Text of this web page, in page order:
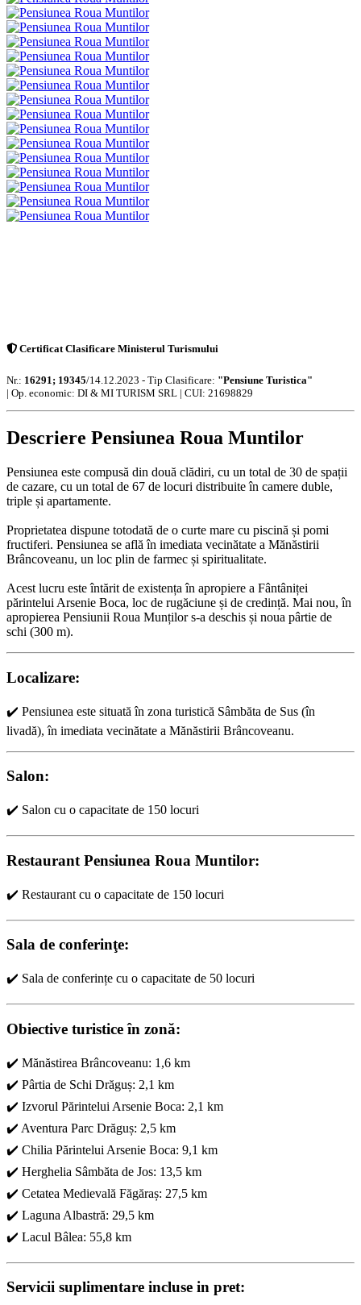
Certificat Clasificare Ministerul Turismului
Nr.: 16291; 19345/14.12.2023 - Tip Clasificare: "Pensiune Turistica"
| Op. economic: DI & MI TURISM SRL | CUI: 21698829
Descriere Pensiunea Roua Muntilor
Pensiunea este compusă din două clădiri, cu un total de 30 de spații
de cazare, cu un total de 67 de locuri distribuite în camere duble,
triple și apartamente.
Proprietatea dispune totodată de o curte mare cu piscină și pomi
fructiferi. Pensiunea se află în imediata vecinătate a Mănăstirii
Brâncoveanu, un loc plin de farmec și spiritualitate.
Acest lucru este întărit de existența în apropiere a Fântâniței
părintelui Arsenie Boca, loc de rugăciune și de credință. Mai nou, în
apropierea Pensiunii Roua Munților s-a deschis și noua pârtie de
schi (300 m).
Localizare:
✔️ Pensiunea este situată în zona turistică Sâmbăta de Sus (în
livadă), în imediata vecinătate a Mănăstirii Brâncoveanu.
Salon:
✔️ Salon cu o capacitate de 150 locuri
Restaurant Pensiunea Roua Muntilor:
✔️ Restaurant cu o capacitate de 150 locuri
Sala de conferinţe:
✔️ Sala de conferințe cu o capacitate de 50 locuri
Obiective turistice în zonă:
✔️ Mănăstirea Brâncoveanu: 1,6 km
✔️ Pârtia de Schi Drăguș: 2,1 km
✔️ Izvorul Părintelui Arsenie Boca: 2,1 km
✔️ Aventura Parc Drăguș: 2,5 km
✔️ Chilia Părintelui Arsenie Boca: 9,1 km
✔️ Herghelia Sâmbăta de Jos: 13,5 km
✔️ Cetatea Medievală Făgăraș: 27,5 km
✔️ Laguna Albastră: 29,5 km
✔️ Lacul Bâlea: 55,8 km
Servicii suplimentare incluse in pret: